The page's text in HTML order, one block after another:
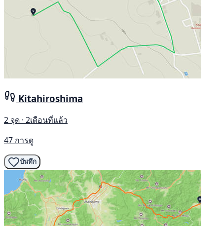
Kitahiroshima
2 จุด · 2เดือนที่แล้ว
47 การดู
บันทึก